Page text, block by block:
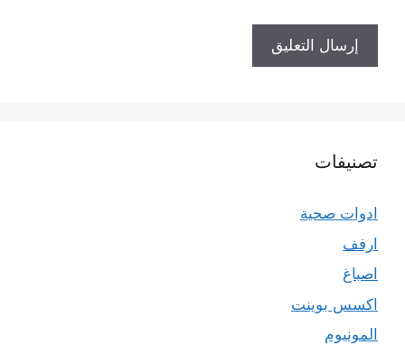
تصنيفات
ادوات صحية
ارفف
اصباغ
اكسس بوينت
المونيوم